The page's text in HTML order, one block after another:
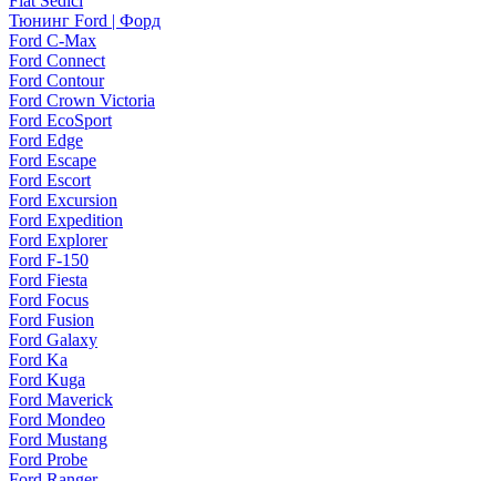
Тюнинг Ford | Форд
Ford C-Max
Ford Connect
Ford Contour
Ford Crown Victoria
Ford EcoSport
Ford Edge
Ford Escape
Ford Escort
Ford Excursion
Ford Expedition
Ford Explorer
Ford F-150
Ford Fiesta
Ford Focus
Ford Fusion
Ford Galaxy
Ford Ka
Ford Kuga
Ford Maverick
Ford Mondeo
Ford Mustang
Ford Probe